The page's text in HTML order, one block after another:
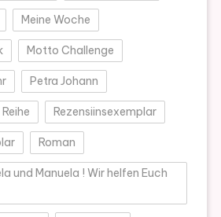
Meine Woche
Motto Challenge
Petra Johann
Reihe Rezensiinsexemplar
Roman
und Manuela ! Wir helfen Euch